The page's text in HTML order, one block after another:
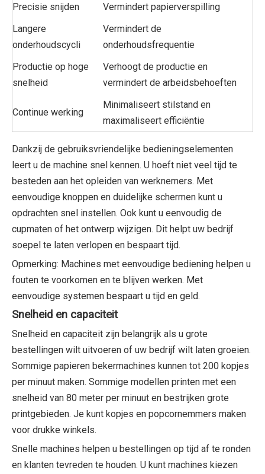
Precisie snijden
Vermindert papierverspilling
Langere
onderhoudscycli
Vermindert de
onderhoudsfrequentie
Productie op hoge
snelheid
Verhoogt de productie en
vermindert de arbeidsbehoeften
Continue werking
Minimaliseert stilstand en
maximaliseert efficiëntie
Dankzij de gebruiksvriendelijke bedieningselementen
leert u de machine snel kennen. U hoeft niet veel tijd te
besteden aan het opleiden van werknemers. Met
eenvoudige knoppen en duidelijke schermen kunt u
opdrachten snel instellen. Ook kunt u eenvoudig de
cupmaten of het ontwerp wijzigen. Dit helpt uw ​​bedrijf
soepel te laten verlopen en bespaart tijd.
Opmerking: Machines met eenvoudige bediening helpen u
fouten te voorkomen en te blijven werken. Met
eenvoudige systemen bespaart u tijd en geld.
Snelheid en capaciteit
Snelheid en capaciteit zijn belangrijk als u grote
bestellingen wilt uitvoeren of uw bedrijf wilt laten groeien.
Sommige papieren bekermachines kunnen tot 200 kopjes
per minuut maken. Sommige modellen printen met een
snelheid van 80 meter per minuut en bestrijken grote
printgebieden. Je kunt kopjes en popcornemmers maken
voor drukke winkels.
Snelle machines helpen u bestellingen op tijd af te ronden
en klanten tevreden te houden. U kunt machines kiezen